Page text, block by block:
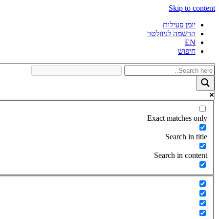
Skip to content
יומן פעילות
הרשמה לניוזלטר
EN
חיפוש
Exact matches only
Search in title
Search in content